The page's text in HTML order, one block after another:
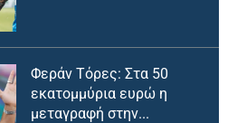
Φεράν Τόρες: Στα 50
εκατομμύρια ευρώ η
μεταγραφή στην...